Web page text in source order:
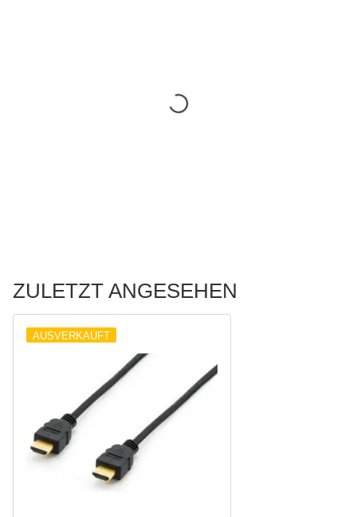
ZULETZT ANGESEHEN
AUSVERKAUFT